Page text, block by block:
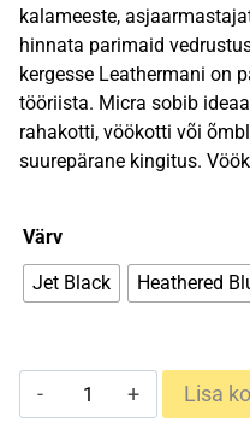
kalameeste,
hinnata parimaid
kergesse Leathermani on
tööriista. Micra sobib
rahakotti, vöökotti või
suurepärane kingitus.
Värv
Jet Black Heathered
Leatherman
Micra
Lisa